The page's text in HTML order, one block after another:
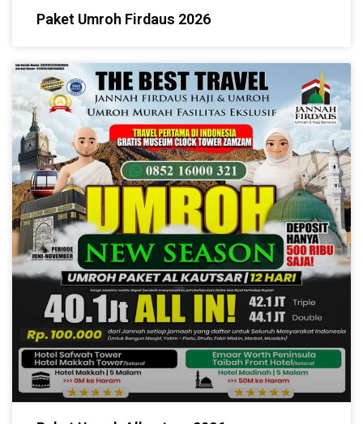
Paket Umroh Firdaus 2026